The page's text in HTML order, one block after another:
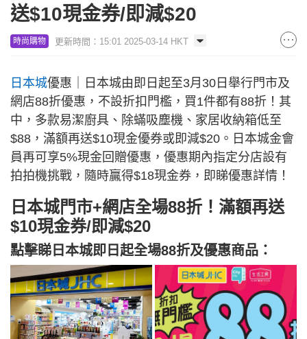
送$10現金券/即減$20
時尚購物 更新時間：15:01 2025-03-14 HKT
日本城優惠｜日本城由即日起至3月30日舉行門市及
網店88折優惠，不設折扣門檻，買1件都有88折！其
中，多款易潔廚具、除蟎吸塵機、家居收納箱低至
$88，滿額再送$10現金優券或即減$20。日本城金會
員再可享5%現金回贈優惠，優惠期內指定分店設有
拍拍機挑戰，隨時贏得$18現金券，即睇優惠詳情！
日本城門市+網店全場88折！滿額再送
$10現金券/即減$20
點擊睇日本城即日起全場88折及優惠商品：